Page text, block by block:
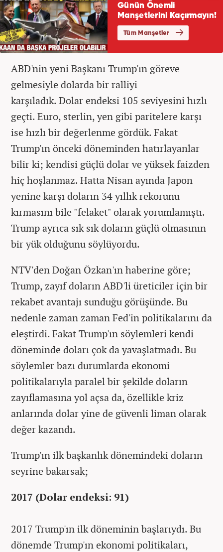
ABD'nin yeni Başkanı Trump'ın göreve
gelmesiyle dolarda bir ralliyi
karşıladık. Dolar endeksi 105 seviyesini hızlı
geçti. Euro, sterlin, yen gibi paritelere karşı
ise hızlı bir değerlenme gördük. Fakat
Trump'ın önceki döneminden hatırlayanlar
bilir ki; kendisi güçlü dolar ve yüksek faizden
hiç hoşlanmaz. Hatta Nisan ayında Japon
yenine karşı doların 34 yıllık rekorunu
kırmasını bile "felaket" olarak yorumlamıştı.
Trump ayrıca sık sık doların güçlü olmasının
bir yük olduğunu söylüyordu.
NTV'den Doğan Özkan'ın haberine göre;
Trump, zayıf doların ABD'li üreticiler için bir
rekabet avantajı sunduğu görüşünde. Bu
nedenle zaman zaman Fed'in politikalarını da
eleştirdi. Fakat Trump'ın söylemleri kendi
döneminde doları çok da yavaşlatmadı. Bu
söylemler bazı durumlarda ekonomi
politikalarıyla paralel bir şekilde doların
zayıflamasına yol açsa da, özellikle kriz
anlarında dolar yine de güvenli liman olarak
değer kazandı.
Trump'ın ilk başkanlık dönemindeki doların
seyrine bakarsak;
2017 (Dolar endeksi: 91)
2017 Trump'ın ilk döneminin başlarıydı. Bu
dönemde Trump'ın ekonomi politikaları,